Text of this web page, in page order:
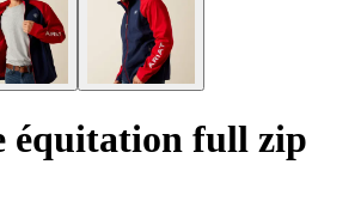
équitation full zip